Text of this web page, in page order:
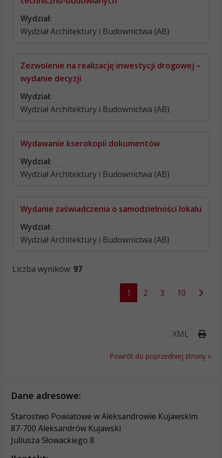
Wydział:
Wydział Architektury i Budownictwa (AB)
Zezwolenie na realizację inwestycji drogowej –
wydanie decyzji
Wydział:
Wydział Architektury i Budownictwa (AB)
Wydawanie kserokopii dokumentów
Wydział:
Wydział Architektury i Budownictwa (AB)
Wydanie zaświadczenia o samodzielności lokalu
Wydział:
Wydział Architektury i Budownictwa (AB)
Liczba wyników: 97
1 2 3 10
XML
Powrót do poprzedniej strony »
Dane adresowe:
Starostwo Powiatowe w Aleksandrowie Kujawskim
87-700 Aleksandrów Kujawski
Juliusza Słowackiego 8